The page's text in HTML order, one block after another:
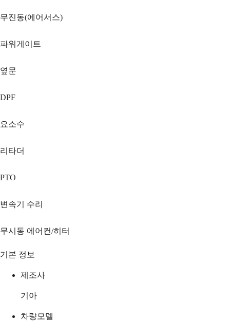
무진동(에어서스)
파워게이트
옆문
DPF
요소수
리타더
PTO
변속기 수리
무시동 에어컨/히터
기본 정보
제조사
기아
차량모델